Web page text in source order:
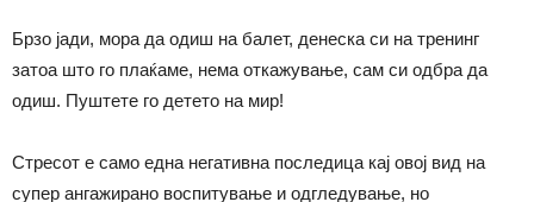
Брзо јади, мора да одиш на балет, денеска си на тренинг
затоа што го плаќаме, нема откажување, сам си одбра да
одиш. Пуштете го детето на мир!
Стресот е само една негативна последица кај овој вид на
супер ангажирано воспитување и одгледување, но